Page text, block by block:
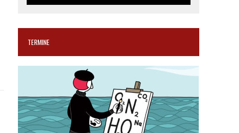
TERMINE